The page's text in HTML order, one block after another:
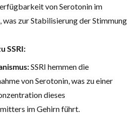
von Serotonin im
was zur Stabilisierung der Stimmung
SSRI:
SSRI hemmen die
von Serotonin, was zu einer
dieses
im Gehirn führt.